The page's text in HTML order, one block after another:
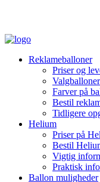
Reklameballoner
Priser og
Valgballoner
Farver på
Bestil
Tidligere
Helium
Priser på
Bestil
Vigtig
Praktisk
Ballon muligheder